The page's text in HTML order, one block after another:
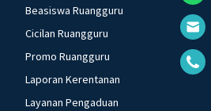
Beasiswa Ruangguru
Cicilan Ruangguru
Promo Ruangguru
Laporan Kerentanan
Layanan Pengaduan